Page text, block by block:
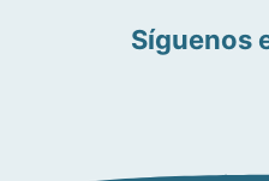
Síguenos